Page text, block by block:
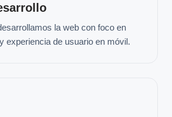
la web con foco en
experiencia de usuario en móvil.